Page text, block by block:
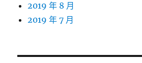
2019 年 8 月
2019 年 7 月